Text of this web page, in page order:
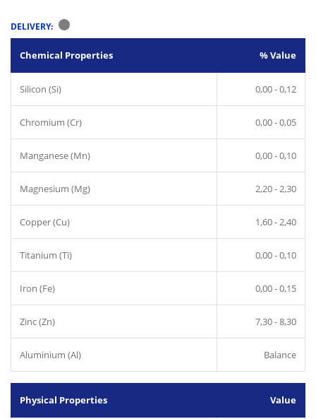
DELIVERY:
Chemical Properties % Value
Silicon (Si) 0,00 - 0,12
Chromium (Cr) 0,00 - 0,05
Manganese (Mn) 0,00 - 0,10
Magnesium (Mg) 2,20 - 2,30
Copper (Cu) 1,60 - 2,40
Titanium (Ti) 0,00 - 0,10
Iron (Fe) 0,00 - 0,15
Zinc (Zn) 7,30 - 8,30
Aluminium (Al) Balance
Physical Properties Value